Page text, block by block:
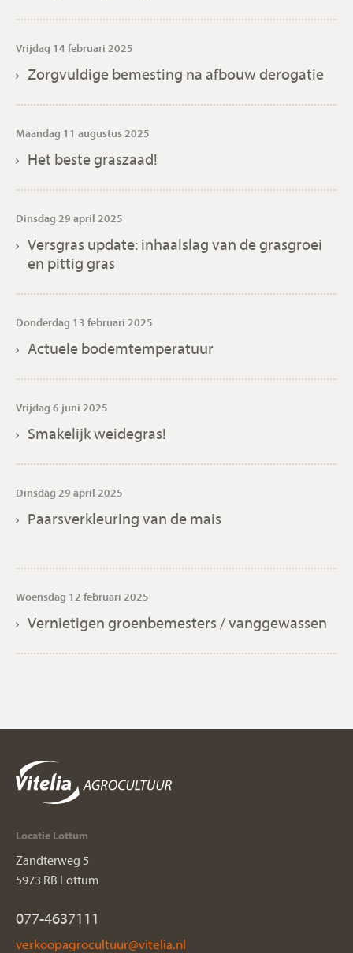
Vrijdag 14 februari 2025
Zorgvuldige bemesting na afbouw derogatie
Maandag 11 augustus 2025
Het beste graszaad!
Dinsdag 29 april 2025
Versgras update: inhaalslag van de grasgroei
en pittig gras
Donderdag 13 februari 2025
Actuele bodemtemperatuur
Vrijdag 6 juni 2025
Smakelijk weidegras!
Dinsdag 29 april 2025
Paarsverkleuring van de mais
Woensdag 12 februari 2025
Vernietigen groenbemesters / vanggewassen
Locatie Lottum
Zandterweg 5
5973 RB Lottum
077-4637111